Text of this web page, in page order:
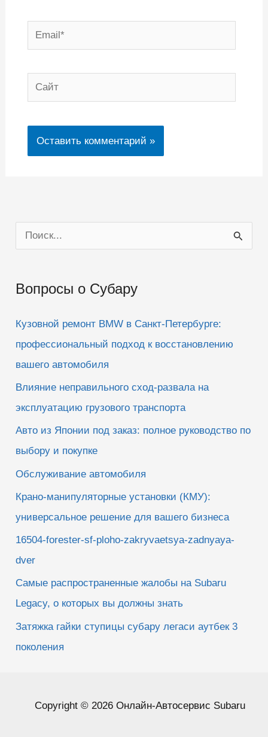
Email*
Сайт
о
с
Вопросы о Субару
Кузовной ремонт BMW в Санкт-Петербурге:
профессиональный подход к восстановлению
вашего автомобиля
Влияние неправильного сход-развала на
эксплуатацию грузового транспорта
Авто из Японии под заказ: полное руководство по
выбору и покупке
Обслуживание автомобиля
Крано-манипуляторные установки (КМУ):
универсальное решение для вашего бизнеса
16504-forester-sf-ploho-zakryvaetsya-zadnyaya-
dver
Самые распространенные жалобы на Subaru
Legacy, о которых вы должны знать
Затяжка гайки ступицы субару легаси аутбек 3
поколения
Copyright © 2026 Онлайн-Автосервис Subaru